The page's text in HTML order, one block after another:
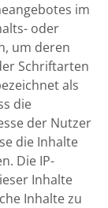
im
oder
um deren
Schriftarten
als
die
der Nutzer
die Inhalte
Die IP-
Inhalte
Inhalte zu